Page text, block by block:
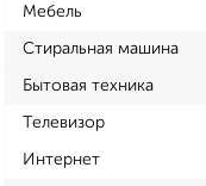
Мебель
Стиральная машина
Бытовая техника
Телевизор
Интернет